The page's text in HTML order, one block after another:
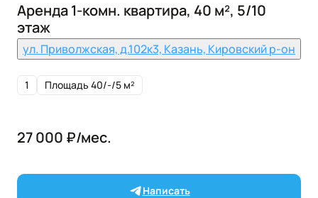
Аренда 1-комн. квартира, 40 м², 5/10
этаж
ул. Приволжская, д.102к3, Казань, Кировский р-он
1 Площадь 40/-/5 м²
27 000 ₽/мес.
Написать